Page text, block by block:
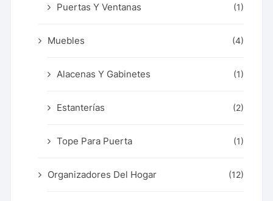
Puertas Y Ventanas (1)
Muebles (4)
Alacenas Y Gabinetes (1)
Estanterías (2)
Tope Para Puerta (1)
Organizadores Del Hogar (12)